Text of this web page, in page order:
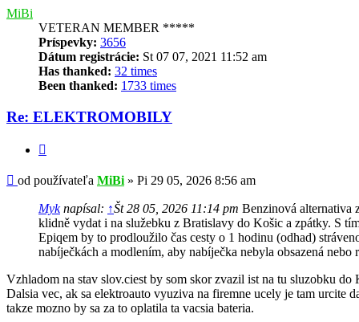
MiBi
VETERAN MEMBER *****
Príspevky: 3656
Dátum registrácie: St 07 07, 2021 11:52 am
Has thanked: 32 times
Been thanked: 1733 times
Re: ELEKTROMOBILY
Príspevok
od používateľa MiBi » Pi 29 05, 2026 8:56 am
Myknapísal: ↑Št 28 05, 2026 11:14 pm Benzinová alternativa
klidně vydat i na služebku z Bratislavy do Košic a zpátky. S
Epiqem by to prodloužilo čas cesty o 1 hodinu (odhad)
nabíječkách a modlením, aby nabíječka nebyla obsazená nebo
Vzhladom na stav slov.ciest by som skor zvazil ist na tu sluzobku do
Dalsia vec, ak sa elektroauto vyuziva na firemne ucely je tam urcite
takze mozno by sa za to oplatila ta vacsia bateria.